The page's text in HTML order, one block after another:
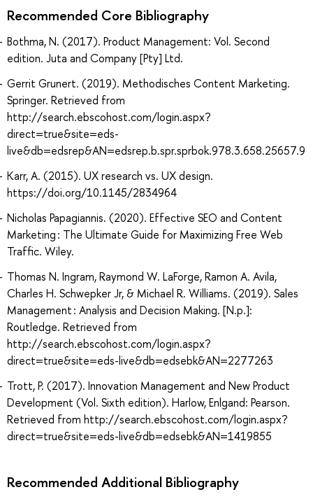
Recommended Core Bibliography
Bothma, N. (2017). Product Management: Vol. Second
edition. Juta and Company [Pty] Ltd.
Gerrit Grunert. (2019). Methodisches Content Marketing.
Springer. Retrieved from
http://search.ebscohost.com/login.aspx?
direct=true&site=eds-
live&db=edsrep&AN=edsrep.b.spr.sprbok.978.3.658.25657.9
Karr, A. (2015). UX research vs. UX design.
https://doi.org/10.1145/2834964
Nicholas Papagiannis. (2020). Effective SEO and Content
Marketing : The Ultimate Guide for Maximizing Free Web
Traffic. Wiley.
Thomas N. Ingram, Raymond W. LaForge, Ramon A. Avila,
Charles H. Schwepker Jr, & Michael R. Williams. (2019). Sales
Management : Analysis and Decision Making. [N.p.]:
Routledge. Retrieved from
http://search.ebscohost.com/login.aspx?
direct=true&site=eds-live&db=edsebk&AN=2277263
Trott, P. (2017). Innovation Management and New Product
Development (Vol. Sixth edition). Harlow, Enlgand: Pearson.
Retrieved from http://search.ebscohost.com/login.aspx?
direct=true&site=eds-live&db=edsebk&AN=1419855
Recommended Additional Bibliography